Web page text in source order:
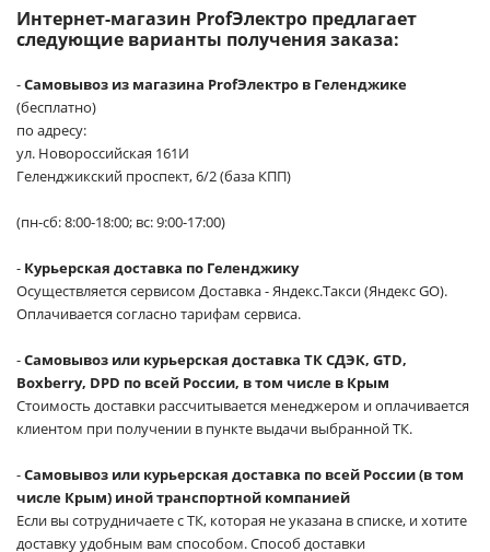
Интернет-магазин ProfЭлектро предлагает
следующие варианты получения заказа:
-Самовывоз из магазина ProfЭлектро в Геленджике
(бесплатно)
по адресу:
ул. Новороссийская 161И
Геленджикский проспект, 6/2 (база КПП)
(пн-сб: 8:00-18:00; вс: 9:00-17:00)
- Курьерская доставка по Геленджику
Осуществляется сервисом Доставка - Яндекс.Такси (Яндекс GO).
Оплачивается согласно тарифам сервиса.
-Самовывоз или курьерская доставка ТК СДЭК, GTD,
Boxberry, DPD по всей России, в том числе в Крым
Стоимость доставки рассчитывается менеджером и оплачивается
клиентом при получении в пункте выдачи выбранной ТК.
-Самовывоз или курьерская доставка по всей России (в том
числе Крым) иной транспортной компанией
Если вы сотрудничаете с ТК, которая не указана в списке, и хотите
доставку удобным вам способом. Способ доставки